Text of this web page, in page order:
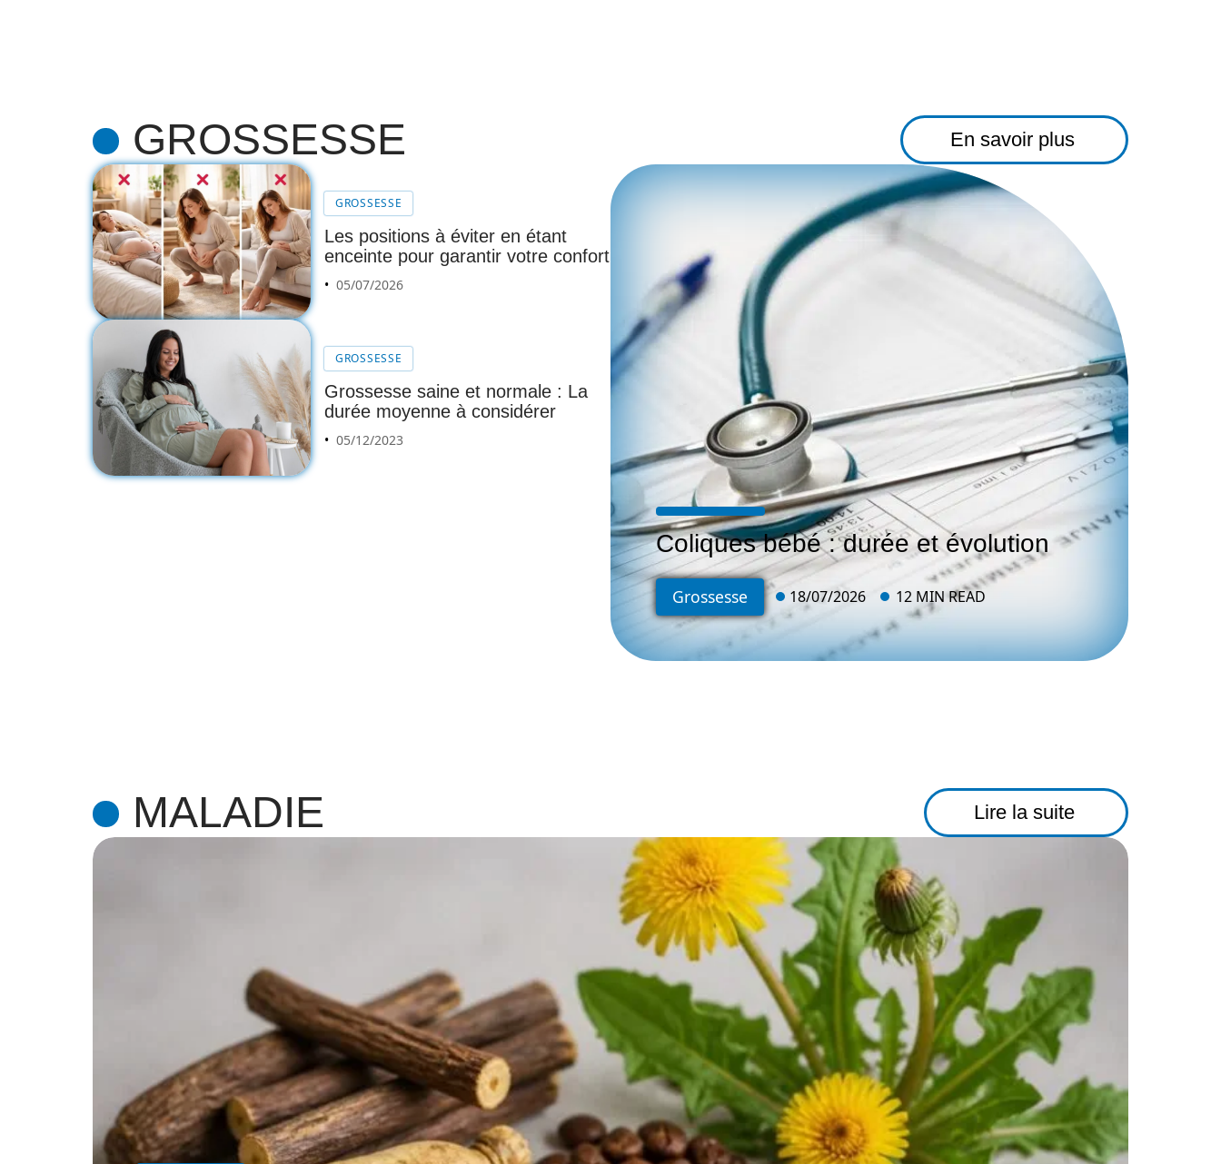
GROSSESSE En savoir plus
GROSSESSE
Les positions à éviter en étant
enceinte pour garantir votre confort
05/07/2026
GROSSESSE
Grossesse saine et normale : La
durée moyenne à considérer
05/12/2023
Coliques bébé : durée et évolution
Grossesse 18/07/2026 12 MIN READ
MALADIE Lire la suite